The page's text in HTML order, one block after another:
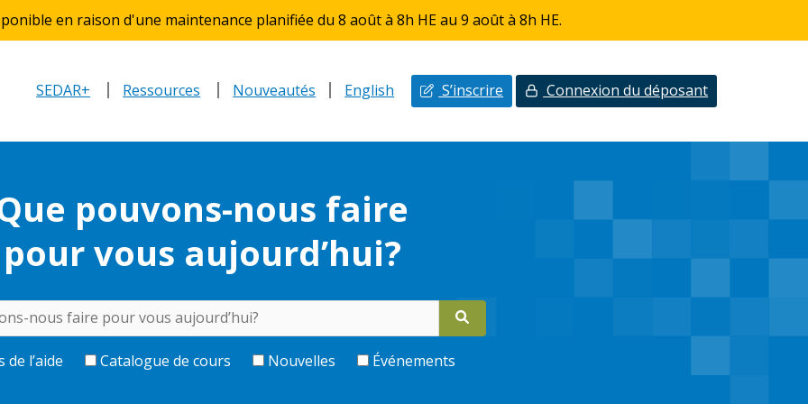
SEDAR+ Ressources Nouveautés English S’inscrire Connexion du déposant
pouvons-nous faire
pour vous aujourd’hui?
de l’aide Catalogue de cours Nouvelles Événements
en raison d'une maintenance planifiée du 8 août à 8h HE au 9 août à 8h HE.